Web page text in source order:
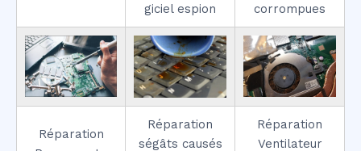
giciel espion
corrompues
Réparation
Réparation
ségâts causés
Réparation
Ventilateur